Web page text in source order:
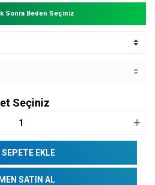
Sonra Beden Seçiniz
Seçiniz
SEPETE EKLE
SATIN AL